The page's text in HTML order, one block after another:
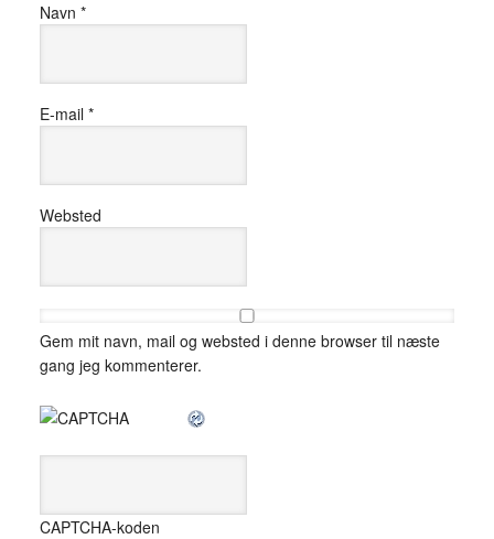
Navn *
E-mail *
Websted
Gem mit navn, mail og websted i denne browser til næste
gang jeg kommenterer.
CAPTCHA-koden